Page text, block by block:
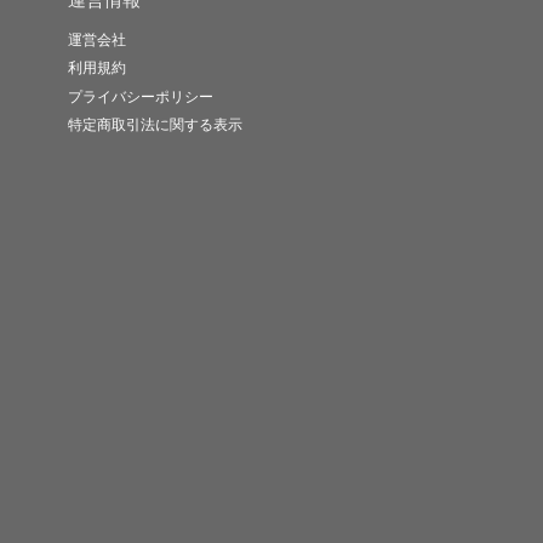
運営会社
利用規約
プライバシーポリシー
特定商取引法に関する表示